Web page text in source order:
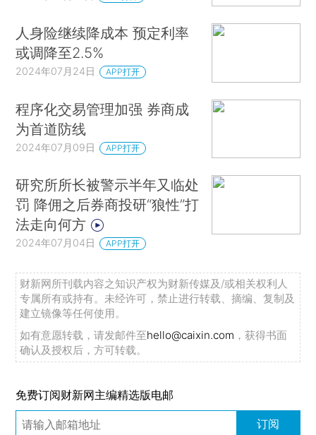
人身险继续降成本 预定利率
或调降至2.5%
2024年07月24日 APP打开
程序化交易管理加强 券商成
为首道防线
2024年07月09日 APP打开
研究所所长被警示半年又临处
罚 降佣之后券商投研“狼性”打
法走向何方
2024年07月04日 APP打开
财新网所刊载内容之知识产权为财新传媒及/或相关权利人
专属所有或持有。未经许可，禁止进行转载、摘编、复制及
建立镜像等任何使用。
如有意愿转载，请发邮件至hello@caixin.com ，获得书面
确认及授权后，方可转载。
免费订阅财新网主编精选版电邮
订阅